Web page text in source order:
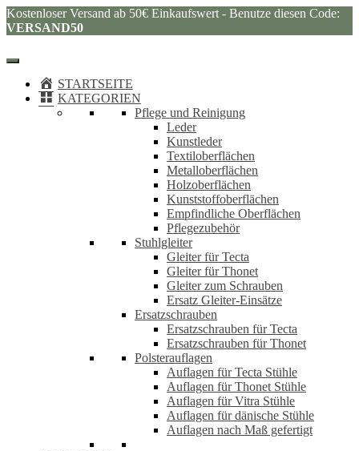
Kostenloser Versand ab 50€ Einkaufswert - Benutze diesen Code:
VERSAND50
STARTSEITE
KATEGORIEN
Pflege und Reinigung
Leder
Kunstleder
Textiloberflächen
Metalloberflächen
Holzoberflächen
Kunststoffoberflächen
Empfindliche Oberflächen
Pflegezubehör
Stuhlgleiter
Gleiter für Tecta
Gleiter für Thonet
Gleiter zum Schrauben
Ersatz Gleiter-Einsätze
Ersatzschrauben
Ersatzschrauben für Tecta
Ersatzschrauben für Thonet
Polsterauflagen
Auflagen für Tecta Stühle
Auflagen für Thonet Stühle
Auflagen für Vitra Stühle
Auflagen für dänische Stühle
Auflagen nach Maß gefertigt